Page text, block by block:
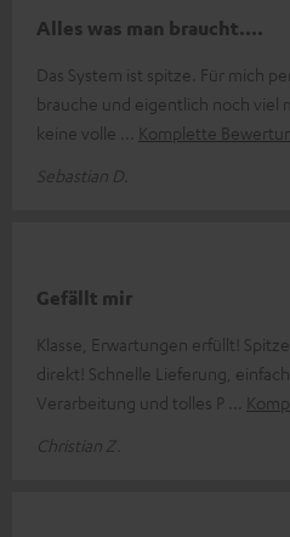
Alles was man braucht....
Das System ist spitze. Für mich
brauche und eigentlich noch viel
keine volle
Komplette
Sebastian D.
Gefällt mir
Klasse, Erwartungen erfüllt!
direkt! Schnelle Lieferung,
Verarbeitung und tolles P
Christian Z.